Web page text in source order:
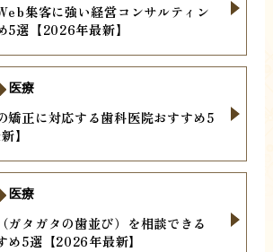
集客に強い経営コンサルティン
5選【2026年最新】
矯正に対応する歯科医院おすすめ5
】
医療
ガタガタの歯並び）を相談できる
め5選【2026年最新】
医療